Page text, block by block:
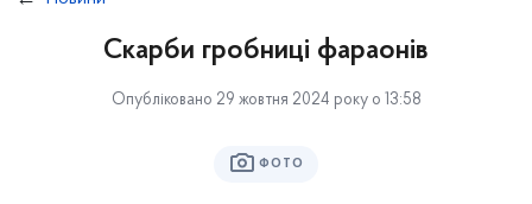
Скарби гробниці фараонів
Опубліковано 29 жовтня 2024 року о 13:58
ФОТО